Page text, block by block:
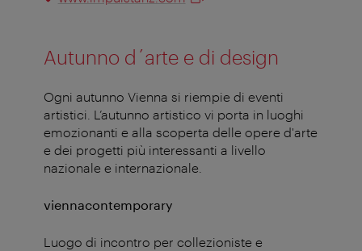
Autunno d´arte e di design
Ogni autunno Vienna si riempie di eventi
artistici. L’autunno artistico vi porta in luoghi
emozionanti e alla scoperta delle opere d'arte
e dei progetti più interessanti a livello
nazionale e internazionale.
viennacontemporary
Luogo di incontro per collezioniste e